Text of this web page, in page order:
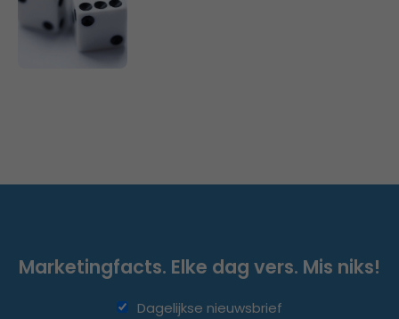
Marketingfacts. Elke dag vers. Mis niks!
Dagelijkse nieuwsbrief